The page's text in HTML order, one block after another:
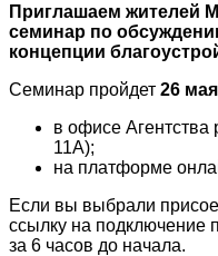
Приглашаем жителей
семинар по
концепции
Семинар пройдет 26
в офисе Агентства
11А);
на платформе
Если вы выбрали
ссылку на подключение
за 6 часов до начала.